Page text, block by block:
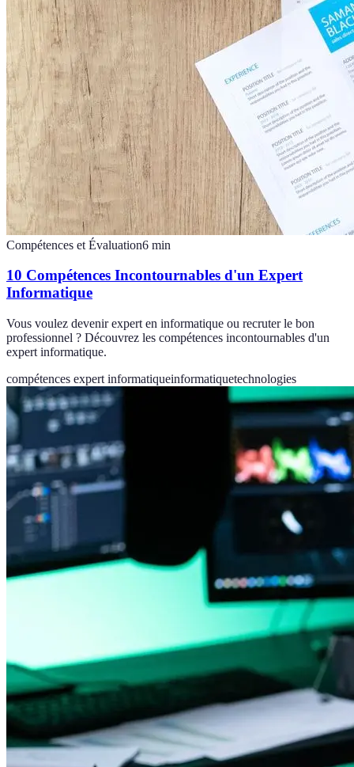
Compétences et Évaluation6 min
10 Compétences Incontournables d'un Expert
Informatique
Vous voulez devenir expert en informatique ou recruter le bon
professionnel ? Découvrez les compétences incontournables d'un
expert informatique.
compétences expert informatiqueinformatiquetechnologies